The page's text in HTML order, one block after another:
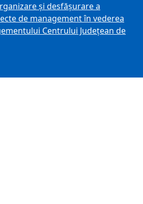
şi desfăşurare a
de management în vederea
Centrului Judeţean de